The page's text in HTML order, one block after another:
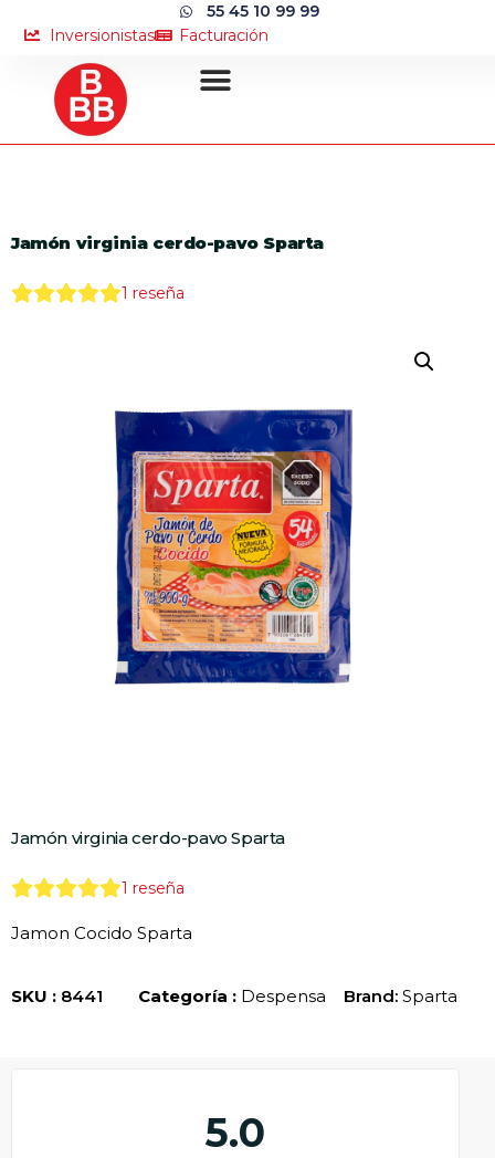
55 45 10 99 99
Inversionistas
Facturación
Jamón virginia cerdo-pavo Sparta
1 reseña
Jamón virginia cerdo-pavo Sparta
1 reseña
Jamon Cocido Sparta
SKU : 8441 Categoría : Despensa Brand: Sparta
5.0